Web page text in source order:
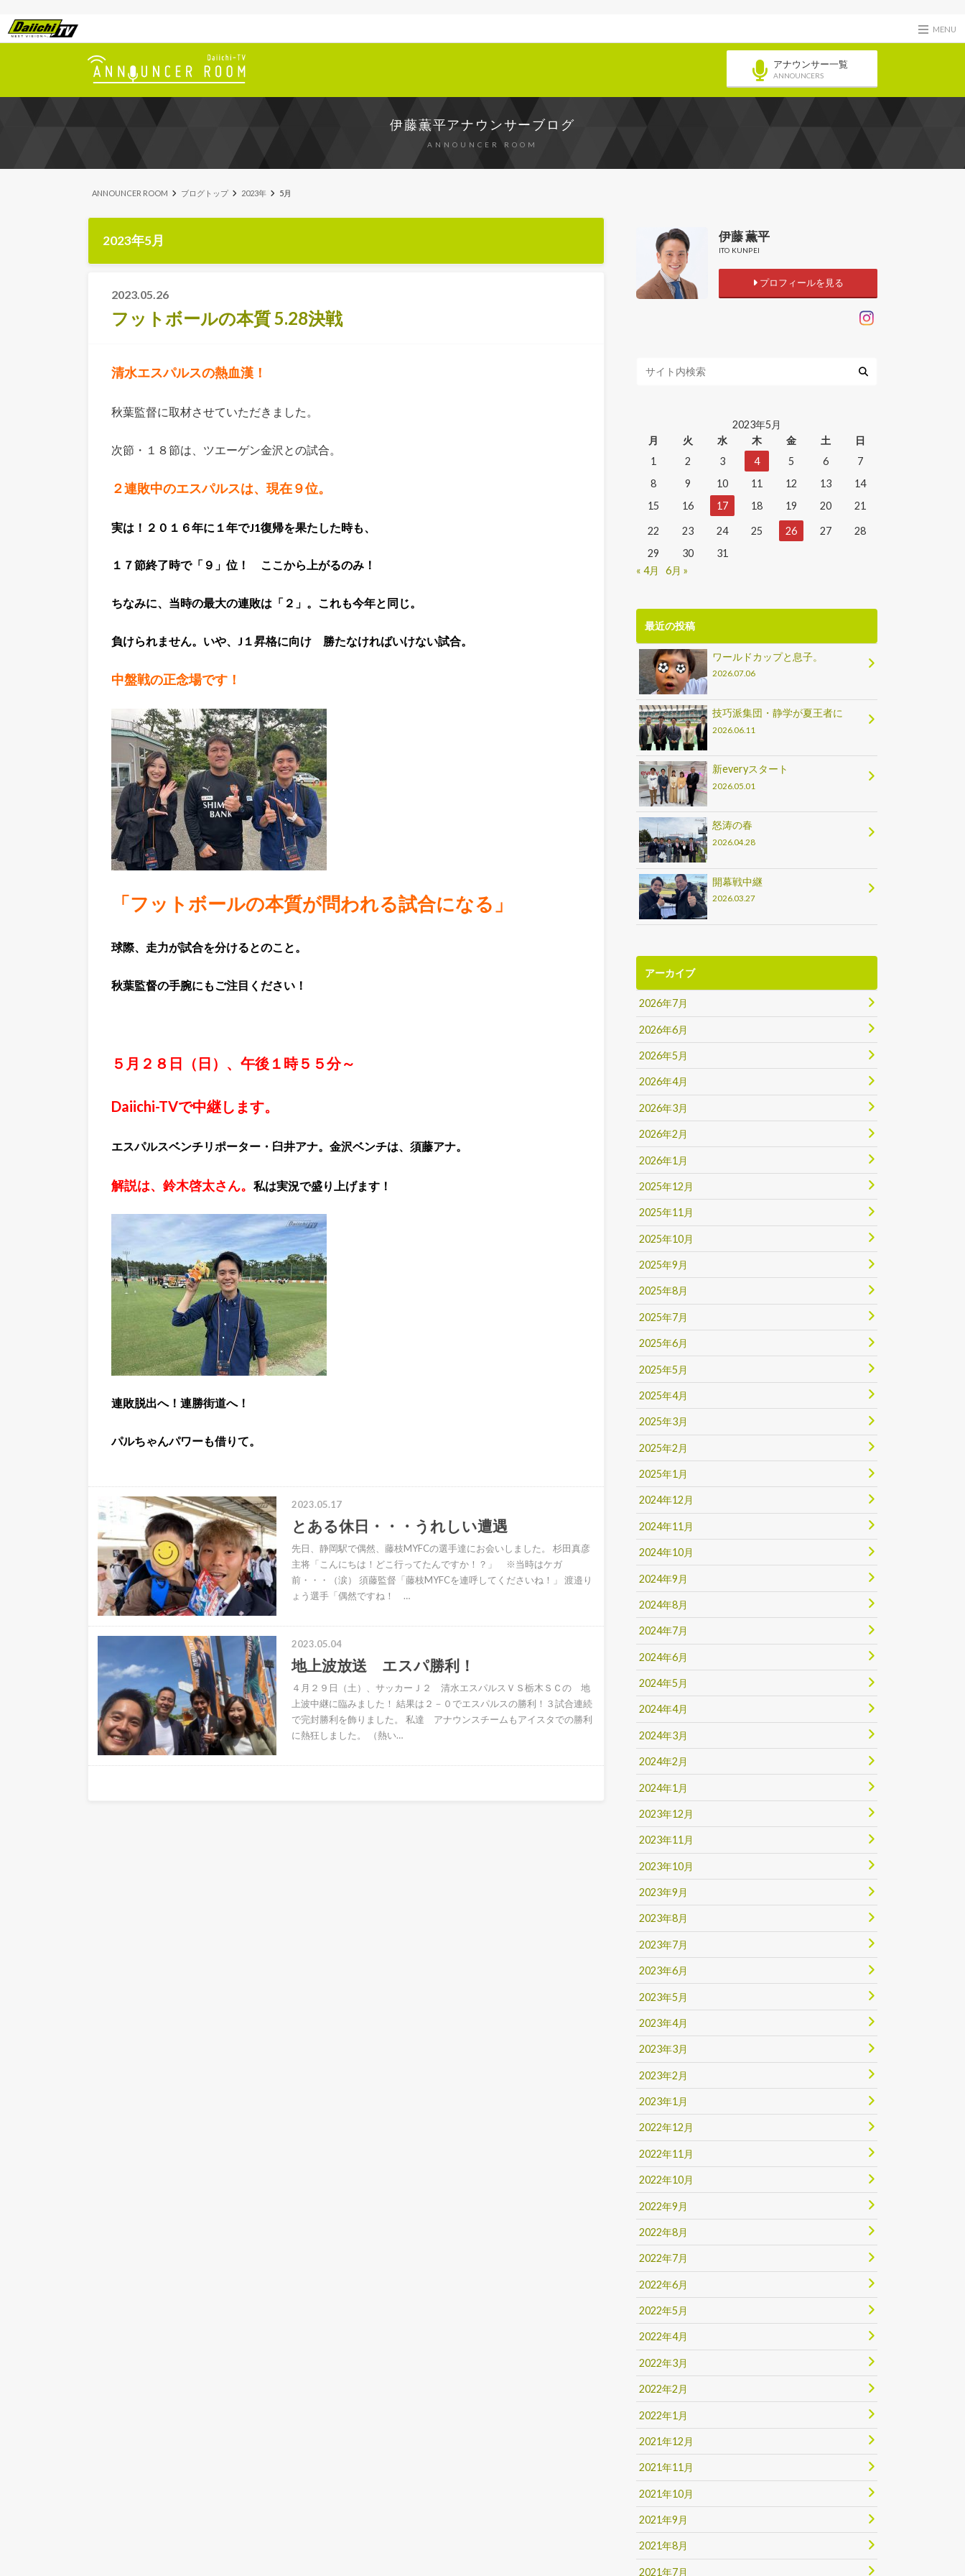
MENU
アナウンサー一覧
ANNOUNCERS
伊藤薫平アナウンサーブログ
ANNOUNCER ROOM
ANNOUNCER ROOM ブログトップ 2023年 5月
2023年5月
2023.05.26
フットボールの本質 5.28決戦
清水エスパルスの熱血漢！
秋葉監督に取材させていただきました。
次節・１８節は、ツエーゲン金沢との試合。
２連敗中のエスパルスは、現在９位。
実は！２０１６年に１年でJ1復帰を果たした時も、
１７節終了時で「９」位！ ここから上がるのみ！
ちなみに、当時の最大の連敗は「２」。これも今年と同じ。
負けられません。いや、J１昇格に向け 勝たなければいけない試合。
中盤戦の正念場です！
「フットボールの本質が問われる試合になる」
球際、走力が試合を分けるとのこと。
秋葉監督の手腕にもご注目ください！
５月２８日（日）、午後１時５５分～
Daiichi-TVで中継します。
エスパルスベンチリポーター・臼井アナ。 金沢ベンチは、須藤アナ。
解説は、鈴木啓太さん。 私は実況で盛り上げます！
連敗脱出へ！連勝街道へ！
パルちゃんパワーも借りて。
2023.05.17
とある休日・・・うれしい遭遇
先日、静岡駅で偶然、藤枝MYFCの選手達にお会いしました。 杉田真彦
主将「こんにちは！どこ行ってたんですか！？」 ※当時はケガ
前・・・（涙） 須藤監督「藤枝MYFCを連呼してくださいね！」 渡邉り
ょう選手「偶然ですね！ …
2023.05.04
地上波放送 エスパ勝利！
４月２９日（土）、サッカーＪ２ 清水エスパルスＶＳ栃木ＳＣの 地
上波中継に臨みました！ 結果は２－０でエスパルスの勝利！３試合連続
で完封勝利を飾りました。 私達 アナウンスチームもアイスタでの勝利
に熱狂しました。 （熱い…
伊藤 薫平
ITO KUNPEI
プロフィールを見る
2023年5月
月
火 水 木 金 土
日
1
2 3 4 5 6
7
8
9 10 11 12 13
14
15
16 17 18 19 20 21
22 23 24 25 26 27
28
29
30
31
« 4月
6月 »
最近の投稿
ワールドカップと息子。
2026.07.06
技巧派集団・静学が夏王者に
2026.06.11
新everyスタート
2026.05.01
怒涛の春
2026.04.28
開幕戦中継
2026.03.27
アーカイブ
2026年7月
2026年6月
2026年5月
2026年4月
2026年3月
2026年2月
2026年1月
2025年12月
2025年11月
2025年10月
2025年9月
2025年8月
2025年7月
2025年6月
2025年5月
2025年4月
2025年3月
2025年2月
2025年1月
2024年12月
2024年11月
2024年10月
2024年9月
2024年8月
2024年7月
2024年6月
2024年5月
2024年4月
2024年3月
2024年2月
2024年1月
2023年12月
2023年11月
2023年10月
2023年9月
2023年8月
2023年7月
2023年6月
2023年5月
2023年4月
2023年3月
2023年2月
2023年1月
2022年12月
2022年11月
2022年10月
2022年9月
2022年8月
2022年7月
2022年6月
2022年5月
2022年4月
2022年3月
2022年2月
2022年1月
2021年12月
2021年11月
2021年10月
2021年9月
2021年8月
2021年7月